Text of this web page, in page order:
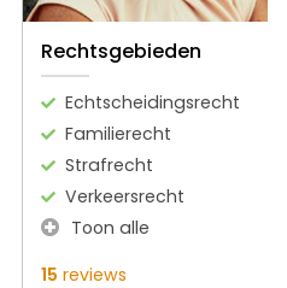
Rechtsgebieden
Echtscheidingsrecht
Familierecht
Strafrecht
Verkeersrecht
Toon alle
15 reviews